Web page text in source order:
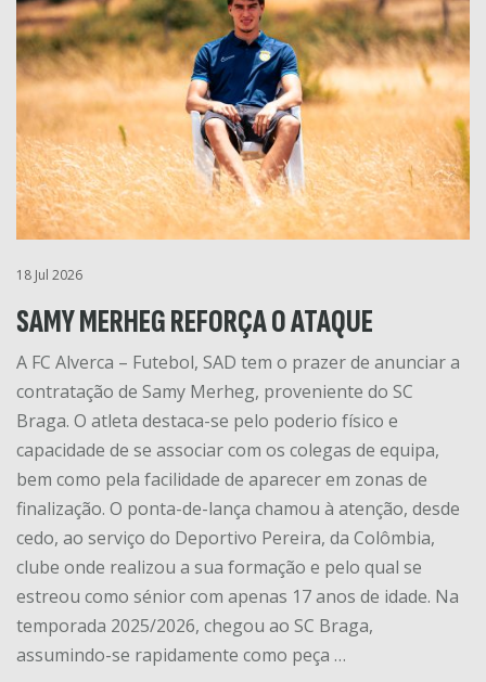
18 Jul 2026
SAMY MERHEG REFORÇA O ATAQUE
A FC Alverca – Futebol, SAD tem o prazer de anunciar a
contratação de Samy Merheg, proveniente do SC
Braga. O atleta destaca-se pelo poderio físico e
capacidade de se associar com os colegas de equipa,
bem como pela facilidade de aparecer em zonas de
finalização. O ponta-de-lança chamou à atenção, desde
cedo, ao serviço do Deportivo Pereira, da Colômbia,
clube onde realizou a sua formação e pelo qual se
estreou como sénior com apenas 17 anos de idade. Na
temporada 2025/2026, chegou ao SC Braga,
assumindo-se rapidamente como peça …